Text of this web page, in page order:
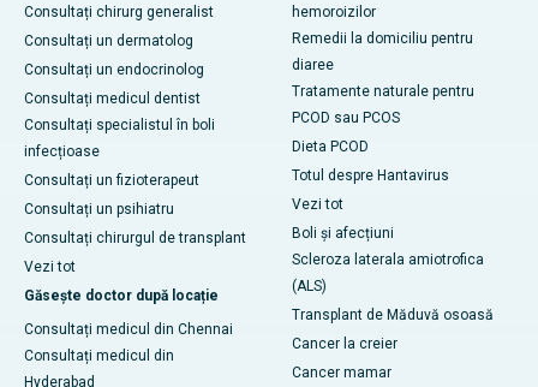
Consultați chirurg generalist
Consultați un dermatolog
Consultați un endocrinolog
Consultați medicul dentist
Consultați specialistul în boli
infecțioase
Consultați un fizioterapeut
Consultați un psihiatru
Consultați chirurgul de transplant
Vezi tot
Găsește doctor după locație
Consultați medicul din Chennai
Consultați medicul din
Hyderabad
hemoroizilor
Remedii la domiciliu pentru
diaree
Tratamente naturale pentru
PCOD sau PCOS
Dieta PCOD
Totul despre Hantavirus
Vezi tot
Boli și afecțiuni
Scleroza laterala amiotrofica
(ALS)
Transplant de Măduvă osoasă
Cancer la creier
Cancer mamar